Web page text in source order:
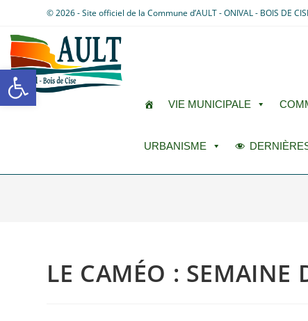
Ouvrir la barre d’outils
© 2026 - Site officiel de la Commune d’AULT - ONIVAL - BOIS DE
VIE MUNICIPALE
URBANISME
LE CAMÉO : SEMAINE